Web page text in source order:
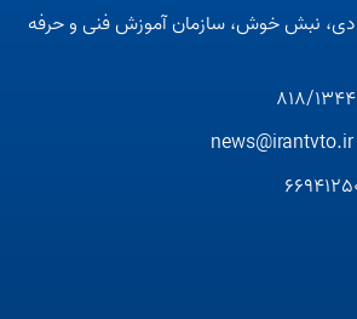
نبش خوش، سازمان آموزش فنی و حرفه
news@irantvto.ir